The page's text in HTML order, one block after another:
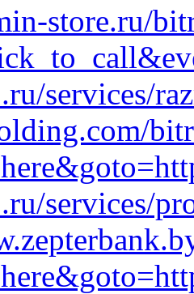
store.ru/
services/
services/